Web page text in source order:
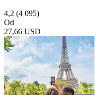
4,2 (4 095)
Od
27,66 USD